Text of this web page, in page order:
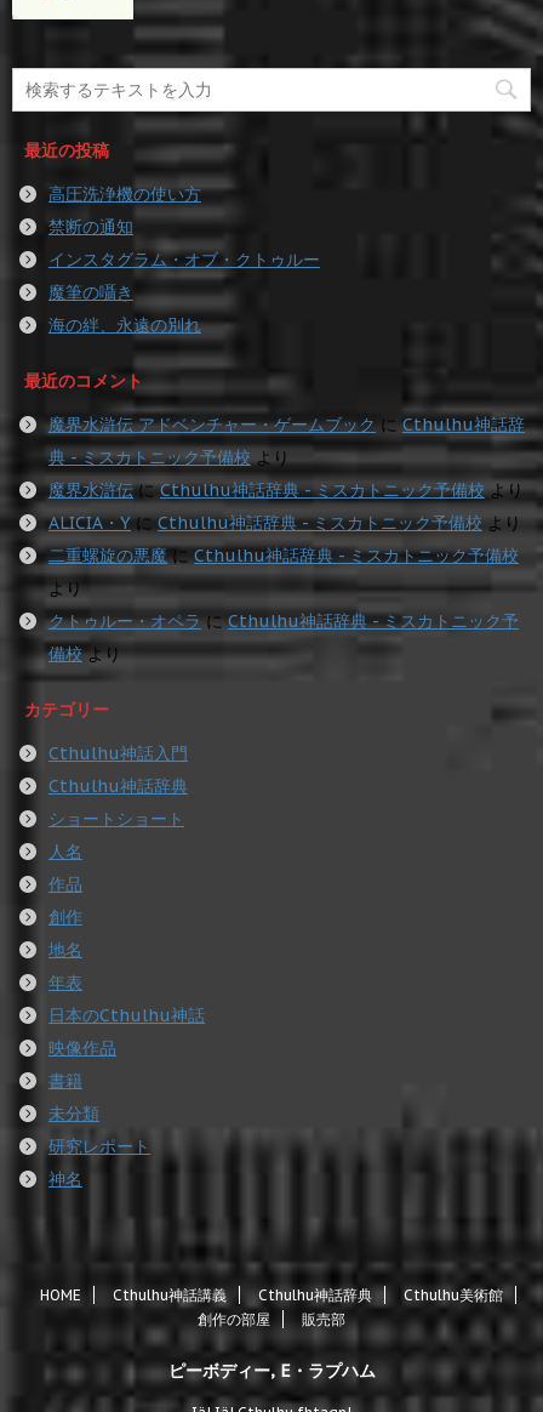
最近の投稿
高圧洗浄機の使い方
禁断の通知
インスタグラム・オブ・クトゥルー
魔筆の囁き
海の絆、永遠の別れ
最近のコメント
魔界水滸伝 アドベンチャー・ゲームブック に Cthulhu神話辞
典 - ミスカトニック予備校 より
魔界水滸伝にCthulhu神話辞典 - ミスカトニック予備校より
ALICIA・YにCthulhu神話辞典 - ミスカトニック予備校より
二重螺旋の悪魔に Cthulhu神話辞典 - ミスカトニック予備校
より
クトゥルー・オペラにCthulhu神話辞典 - ミスカトニック予
備校より
カテゴリー
Cthulhu神話入門
Cthulhu神話辞典
ショートショート
人名
作品
創作
地名
年表
日本のCthulhu神話
映像作品
書籍
未分類
研究レポート
神名
HOME Cthulhu神話講義 Cthulhu神話辞典
Cthulhu美術館
創作の部屋
販売部
ピーボディー, E・ラプハム